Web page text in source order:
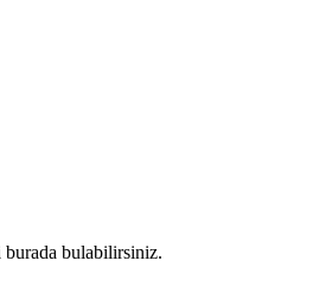
bulabilirsiniz.